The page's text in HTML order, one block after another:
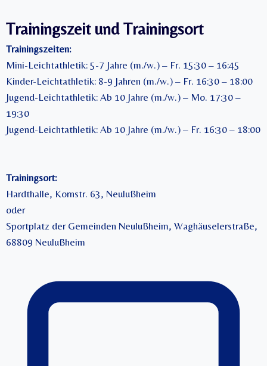
Trainingszeit und Trainingsort
Trainingszeiten:
Mini-Leichtathletik: 5-7 Jahre (m./w.) – Fr. 15:30 – 16:45
Kinder-Leichtathletik: 8-9 Jahren (m./w.) – Fr. 16:30 – 18:00
Jugend-Leichtathletik: Ab 10 Jahre (m./w.) – Mo. 17:30 –
19:30
Jugend-Leichtathletik: Ab 10 Jahre (m./w.) – Fr. 16:30 – 18:00
Trainingsort:
Hardthalle, Kornstr. 63, Neulußheim
oder
Sportplatz der Gemeinden Neulußheim, Waghäuselerstraße,
68809 Neulußheim